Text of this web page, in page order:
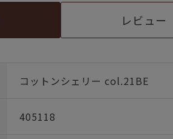
レビュー
コットンシェリー col.21BE
405118